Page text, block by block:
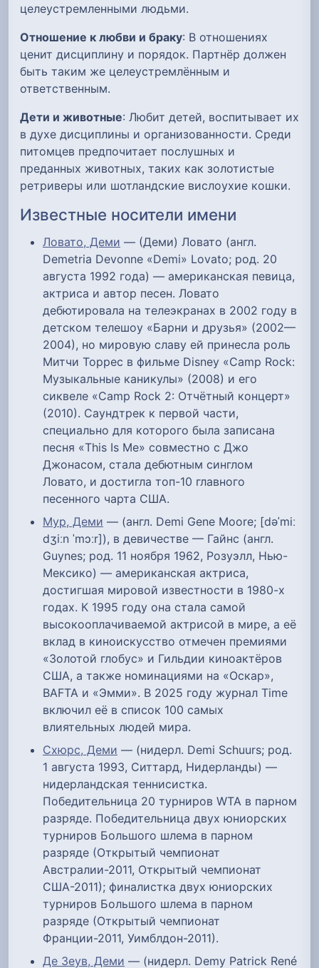
целеустремленными людьми.
Отношение к любви и браку: В отношениях
ценит дисциплину и порядок. Партнёр должен
быть таким же целеустремлённым и
ответственным.
Дети и животные: Любит детей, воспитывает их
в духе дисциплины и организованности. Среди
питомцев предпочитает послушных и
преданных животных, таких как золотистые
ретриверы или шотландские вислоухие кошки.
Известные носители имени
Ловато, Деми — (Деми) Ловато (англ.
Demetria Devonne «Demi» Lovato; род. 20
августа 1992 года) — американская певица,
актриса и автор песен. Ловато
дебютировала на телеэкранах в 2002 году в
детском телешоу «Барни и друзья» (2002—
2004), но мировую славу ей принесла роль
Митчи Торрес в фильме Disney «Camp Rock:
Музыкальные каникулы» (2008) и его
сиквеле «Camp Rock 2: Отчётный концерт»
(2010). Саундтрек к первой части,
специально для которого была записана
песня «This Is Me» совместно с Джо
Джонасом, стала дебютным синглом
Ловато, и достигла топ-10 главного
песенного чарта США.
Мур, Деми — (англ. Demi Gene Moore; [dəˈmiː
dʒiːn ˈmɔːr]), в девичестве — Гайнс (англ.
Guynes; род. 11 ноября 1962, Розуэлл, Нью-
Мексико) — американская актриса,
достигшая мировой известности в 1980-х
годах. К 1995 году она стала самой
высокооплачиваемой актрисой в мире, а её
вклад в киноискусство отмечен премиями
«Золотой глобус» и Гильдии киноактёров
США, а также номинациями на «Оскар»,
BAFTA и «Эмми». В 2025 году журнал Time
включил её в список 100 самых
влиятельных людей мира.
Схюрс, Деми — (нидерл. Demi Schuurs; род.
1 августа 1993, Ситтард, Нидерланды) —
нидерландская теннисистка.
Победительница 20 турниров WTA в парном
разряде. Победительница двух юниорских
турниров Большого шлема в парном
разряде (Открытый чемпионат
Австралии-2011, Открытый чемпионат
США-2011); финалистка двух юниорских
турниров Большого шлема в парном
разряде (Открытый чемпионат
Франции-2011, Уимблдон-2011).
Де Зеув, Деми — (нидерл. Demy Patrick René